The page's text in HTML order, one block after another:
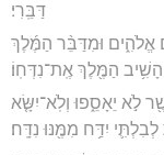
דַּבֵּֽרִי׃
וּמִדַּבֵּ֨ר הַמֶּ֜לֶךְ
הַמֶּ֖לֶךְ אֶֽת־נִדְּחֽוֹ׃
לֹ֣א יֵאָסֵ֑פוּ וְלֹֽא־יִשָּׂ֤א
יִדַּ֥ח מִמֶּ֖נּוּ נִדָּֽח׃